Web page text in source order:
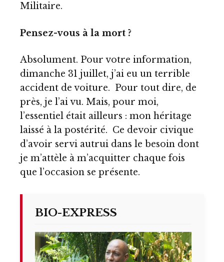
Militaire.
Pensez-vous à la mort ?
Absolument. Pour votre information,
dimanche 31 juillet, j’ai eu un terrible
accident de voiture. Pour tout dire, de
près, je l’ai vu. Mais, pour moi,
l’essentiel était ailleurs : mon héritage
laissé à la postérité. Ce devoir civique
d’avoir servi autrui dans le besoin dont
je m’attèle à m’acquitter chaque fois
que l’occasion se présente.
BIO-EXPRESS